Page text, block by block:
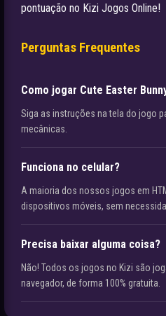
pontuação no Kizi Jogos Online!
Perguntas Frequentes
Como jogar Cute Easter
Siga as instruções na tela do jogo
mecânicas.
Funciona no celular?
A maioria dos nossos jogos em
dispositivos móveis, sem
Precisa baixar alguma coisa?
Não! Todos os jogos no Kizi são
navegador, de forma 100% gratuita.